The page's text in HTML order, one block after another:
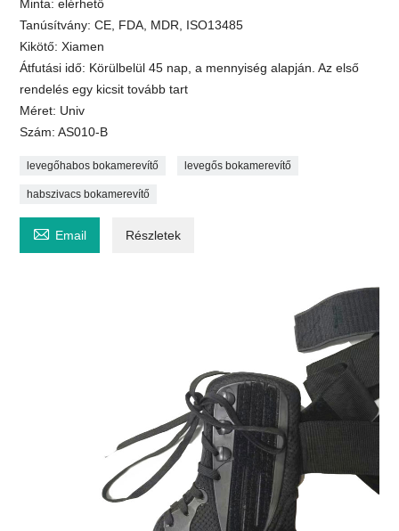
Minta: elérhető
Tanúsítvány: CE, FDA, MDR, ISO13485
Kikötő: Xiamen
Átfutási idő: Körülbelül 45 nap, a mennyiség alapján. Az első
rendelés egy kicsit tovább tart
Méret: Univ
Szám: AS010-B
levegőhabos bokamerevítő levegős bokamerevítő
habszivacs bokamerevítő
 Email Részletek